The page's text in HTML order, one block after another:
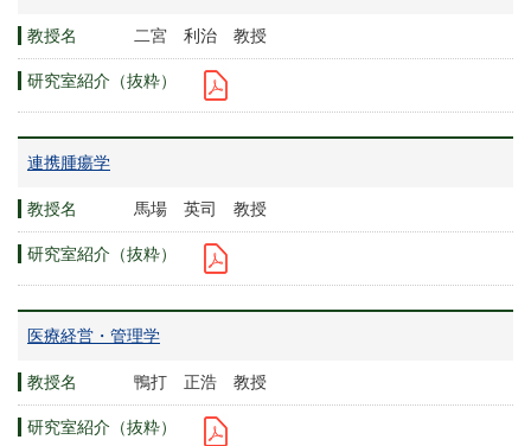
二宮 利治 教授
連携腫瘍学
馬場 英司 教授
医療経営・管理学
鴨打 正浩 教授